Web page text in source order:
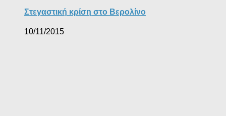
Στεγαστική κρίση στο Βερολίνο
10/11/2015